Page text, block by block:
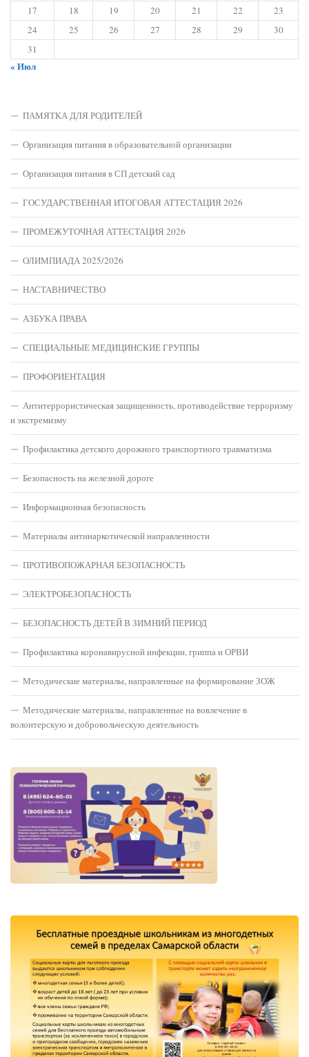
17
18 19 20 21 22
23
24
25 26 27 28 29
30
31
« Июл
ПАМЯТКА ДЛЯ РОДИТЕЛЕЙ
Организация питания в образовательной организации
Организация питания в СП детский сад
ГОСУДАРСТВЕННАЯ ИТОГОВАЯ АТТЕСТАЦИЯ 2026
ПРОМЕЖУТОЧНАЯ АТТЕСТАЦИЯ 2026
ОЛИМПИАДА 2025/2026
НАСТАВНИЧЕСТВО
АЗБУКА ПРАВА
СПЕЦИАЛЬНЫЕ МЕДИЦИНСКИЕ ГРУППЫ
ПРОФОРИЕНТАЦИЯ
Антитеррористическая защищенность, противодействие терроризму
и экстремизму
Профилактика детского дорожного транспортного травматизма
Безопасность на железной дороге
Информационная безопасность
Материалы антинаркотической направленности
ПРОТИВОПОЖАРНАЯ БЕЗОПАСНОСТЬ
ЭЛЕКТРОБЕЗОПАСНОСТЬ
БЕЗОПАСНОСТЬ ДЕТЕЙ В ЗИМНИЙ ПЕРИОД
Профилактика коронавирусной инфекции, гриппа и ОРВИ
Методические материалы, направленные на формирование ЗОЖ
Методические материалы, направленные на вовлечение в
волонтерскую и добровольческую деятельность